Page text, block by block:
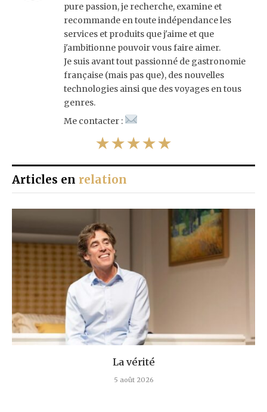
pure passion, je recherche, examine et
recommande en toute indépendance les
services et produits que j'aime et que
j'ambitionne pouvoir vous faire aimer.
Je suis avant tout passionné de gastronomie
française (mais pas que), des nouvelles
technologies ainsi que des voyages en tous
genres.
Me contacter :
★★★★★
Articles en relation
La vérité
5 août 2026